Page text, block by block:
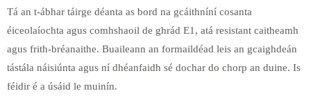
Tá an t-ábhar táirge déanta as bord na gcáithníní cosanta
éiceolaíochta agus comhshaoil ​​de ghrád E1, atá resistant caitheamh
agus frith-bréanaithe. Buaileann an formaildéad leis an gcaighdeán
tástála náisiúnta agus ní dhéanfaidh sé dochar do chorp an duine. Is
féidir é a úsáid le muinín.